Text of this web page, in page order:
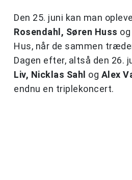
Den 25. juni kan man opleve
Rosendahl, Søren Huss og
Hus, når de sammen
Dagen efter, altså den 26.
Liv, Nicklas Sahl og Alex
endnu en triplekoncert.